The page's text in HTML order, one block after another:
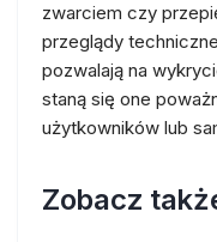
zwarciem czy
przeglądy
pozwalają na
staną się one
użytkowników lub
Zobacz